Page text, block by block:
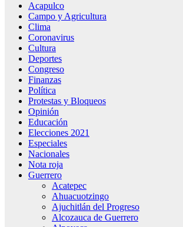
Acapulco
Campo y Agricultura
Clima
Coronavirus
Cultura
Deportes
Congreso
Finanzas
Política
Protestas y Bloqueos
Opinión
Educación
Elecciones 2021
Especiales
Nacionales
Nota roja
Guerrero
Acatepec
Ahuacuotzingo
Ajuchitlán del Progreso
Alcozauca de Guerrero